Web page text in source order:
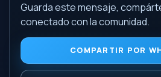
Guarda este mensaje,
conectado con la comunidad.
COMPARTIR POR